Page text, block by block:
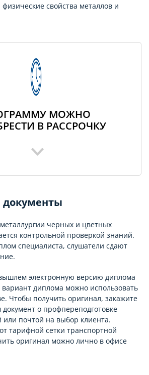
свойства металлов и
МОЖНО
В РАССРОЧКУ
черных и цветных
контрольной проверкой знаний.
специалиста, слушатели сдают
электронную версию диплома
диплома можно использовать
Чтобы получить оригинал, закажите
о профпереподготовке
или почтой на выбор клиента.
тарифной сетки транспортной
оригинал можно лично в офисе